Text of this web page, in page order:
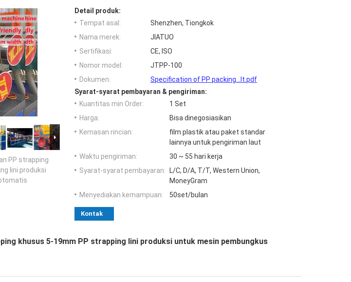
PP strapping
lini produksi
Detail produk:
Tempat asal:
Shenzhen, Tiongkok
Nama merek:
JIATUO
Sertifikasi:
CE, ISO
Nomor model:
JTPP-100
Dokumen:
Specification of PP packing...lt.pdf
Syarat-syarat pembayaran & pengiriman:
Kuantitas min Order:
1 Set
Harga:
Bisa dinegosiasikan
Kemasan rincian:
film plastik atau paket standar
lainnya untuk pengiriman laut
Waktu pengiriman:
30 ~ 55 hari kerja
Syarat-syarat pembayaran:
L/C, D/A, T/T, Western Union,
MoneyGram
Menyediakan kemampuan:
50set/bulan
Kontak
khusus 5-19mm PP strapping lini produksi untuk mesin pembungkus